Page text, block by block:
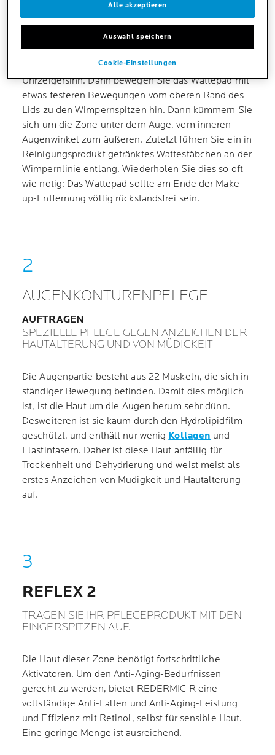
kann Rubbeln die Haut schädigen. Für eine sanfte
Reinigung tränken Sie ein Wattepad in Make-up-
Entferner für sensible Augen und drücken es einige
Sekunden bei geschlossenen Augen gegen Ihr
Augenlid. Machen Sie leichte Kreisbewegungen im
Uhrzeigersinn. Dann bewegen Sie das Wattepad mit
etwas festeren Bewegungen vom oberen Rand des
Lids zu den Wimpernspitzen hin. Dann kümmern Sie
sich um die Zone unter dem Auge, vom inneren
Augenwinkel zum äußeren. Zuletzt führen Sie ein in
Reinigungsprodukt getränktes Wattestäbchen an der
Wimpernlinie entlang. Wiederholen Sie dies so oft
wie nötig: Das Wattepad sollte am Ende der Make-
up-Entfernung völlig rückstandsfrei sein.
AUGENKONTURENPFLEGE
AUFTRAGEN
SPEZIELLE PFLEGE GEGEN ANZEICHEN DER
HAUTALTERUNG UND VON MÜDIGKEIT
Die Augenpartie besteht aus 22 Muskeln, die sich in
ständiger Bewegung befinden. Damit dies möglich
ist, ist die Haut um die Augen herum sehr dünn.
Desweiteren ist sie kaum durch den Hydrolipidfilm
geschützt, und enthält nur wenig Kollagen und
Elastinfasern. Daher ist diese Haut anfällig für
Trockenheit und Dehydrierung und weist meist als
erstes Anzeichen von Müdigkeit und Hautalterung
auf.
REFLEX 2
TRAGEN SIE IHR PFLEGEPRODUKT MIT DEN
FINGERSPITZEN AUF.
Die Haut dieser Zone benötigt fortschrittliche
Aktivatoren. Um den Anti-Aging-Bedürfnissen
gerecht zu werden, bietet REDERMIC R eine
vollständige Anti-Falten und Anti-Aging-Leistung
und Effizienz mit Retinol, selbst für sensible Haut.
Eine geringe Menge ist ausreichend.
Alle akzeptieren
Auswahl speichern
Cookie-Einstellungen